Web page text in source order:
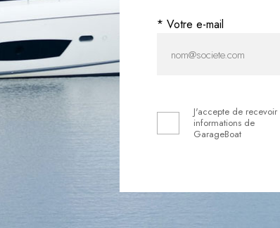
* Votre e-mail
J'accepte de recevoir
informations de
GarageBoat